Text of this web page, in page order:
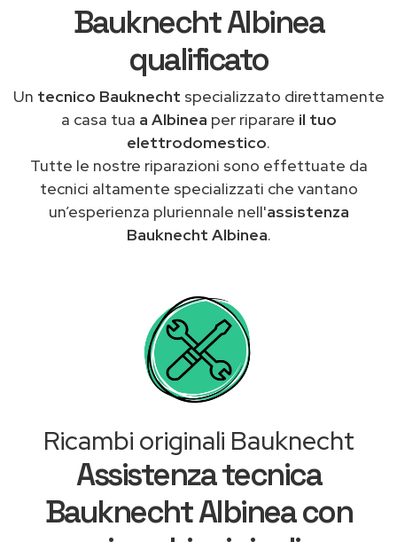
Bauknecht Albinea
qualificato
Un tecnico Bauknecht specializzato direttamente
a casa tua a Albinea per riparare il tuo
elettrodomestico.
Tutte le nostre riparazioni sono effettuate da
tecnici altamente specializzati che vantano
un’esperienza pluriennale nell'assistenza
Bauknecht Albinea.
Ricambi originali Bauknecht
Assistenza tecnica
Bauknecht Albinea con